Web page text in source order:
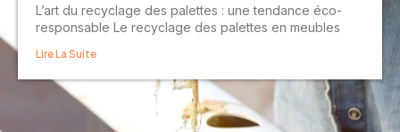
L’art du recyclage des palettes : une tendance éco-
responsable Le recyclage des palettes en meubles
Lire La Suite